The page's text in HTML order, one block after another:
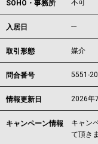
SOHO・事務所 不可
入居日 ---
取引形態 媒介
問合番号 5551-
情報更新日 2026年
キャンペーン情報
キャン
て頂き